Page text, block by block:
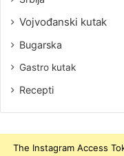
Vojvođanski kutak
Bugarska
Gastro kutak
Recepti
The Instagram Access